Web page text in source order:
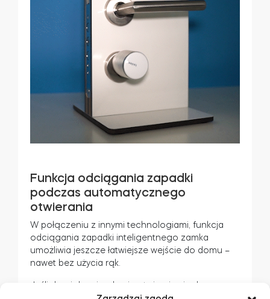
Funkcja odciągania zapadki
podczas automatycznego
otwierania
W połączeniu z innymi technologiami, funkcja
odciągania zapadki inteligentnego zamka
umożliwia jeszcze łatwiejsze wejście do domu –
nawet bez użycia rąk.
Jeśli drzwi do mieszkania otwierają się do